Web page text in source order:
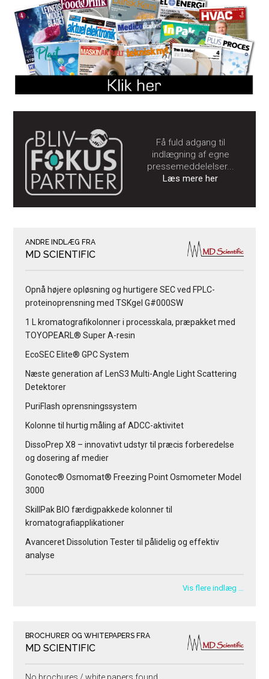
Få fuld adgang til
indlægning af egne
pressemeddelelser...
Læs mere her
ANDRE INDLÆG FRA
MD SCIENTIFIC
Opnå højere opløsning og hurtigere SEC ved FPLC-
proteinoprensning med TSKgel G#000SW
1 L kromatografikolonner i processkala, præpakket med
TOYOPEARL® Super A-resin
EcoSEC Elite® GPC System
Næste generation af LenS3 Multi-Angle Light Scattering
Detektorer
PuriFlash oprensningssystem
Kolonne til hurtig måling af ADCC-aktivitet
DissoPrep X8 – innovativt udstyr til præcis forberedelse
og dosering af medier
Gonotec® Osmomat® Freezing Point Osmometer Model
3000
SkillPak BIO færdigpakkede kolonner til
kromatografiapplikationer
Avanceret Dissolution Tester til pålidelig og effektiv
analyse
Vis flere indlæg …
BROCHURER OG WHITEPAPERS FRA
MD SCIENTIFIC
No brochures / white papers found.